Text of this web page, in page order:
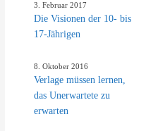
3. Februar 2017
Die Visionen der 10- bis
17-Jährigen
8. Oktober 2016
Verlage müssen lernen,
das Unerwartete zu
erwarten